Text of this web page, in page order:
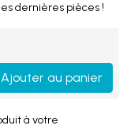
dernières pièces !
Ajouter au panier
à votre